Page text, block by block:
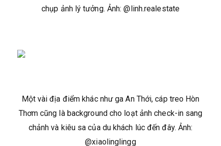
chụp ảnh lý tưởng. Ảnh: @linh.realestate
Một vài địa điểm khác như ga An Thới, cáp treo Hòn
Thơm cũng là background cho loạt ảnh check-in sang
chảnh và kiêu sa của du khách lúc đến đây. Ảnh:
@xiaolinglingg